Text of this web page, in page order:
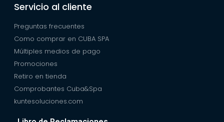
Servicio al cliente
Preguntas frecuentes
Como comprar en CUBA SPA
Múltiples medios de pago
Promociones
Retiro en tienda
Comprobantes Cuba&Spa
kuntesoluciones.com